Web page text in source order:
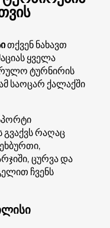
თქვენ ნახავთ
ყველა
ტურნირის
საოცარ ქალაქში
გვაქვს რაღაც
ცურვა და
ჩვენს